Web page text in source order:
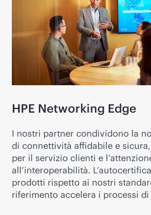
HPE Networking Edge
I nostri partner condividono la
di connettività affidabile e
per il servizio clienti e
all’interoperabilità.
prodotti rispetto ai nostri
riferimento accelera i processi